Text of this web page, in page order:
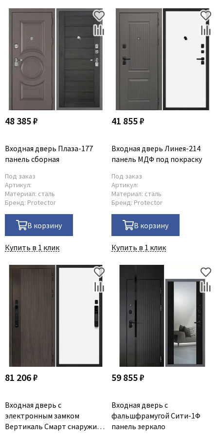
48 385 ₽
Входная дверь Плаза-177
панель сборная
Под заказ
Артикул:
Материал: сталь
Бренд: Protector
В корзину
Купить в 1 клик
41 855 ₽
Входная дверь Линея-214
панель МДФ под покраску
Под заказ
Артикул:
Материал: сталь
Бренд: Protector
В корзину
Купить в 1 клик
81 206 ₽
Входная дверь с
электронным замком
Вертикаль Смарт снаружи
59 855 ₽
Входная дверь с
фальшфрамугой Сити-1Ф
панель зеркало